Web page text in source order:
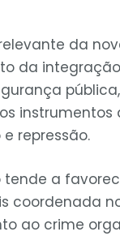
da
da
instrumentos
repressão.
tende a
coordenada
ao crime